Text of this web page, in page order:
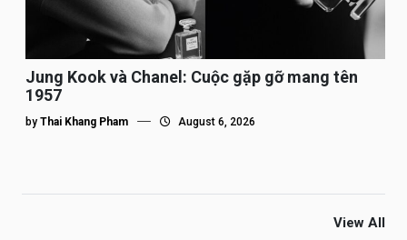
Jung Kook và Chanel: Cuộc gặp gỡ mang tên
1957
by Thai Khang Pham August 6, 2026
View All